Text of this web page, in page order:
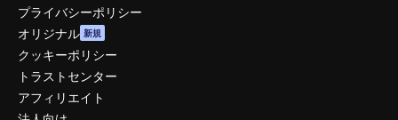
プライバシーポリシー
オリジナル 新規
クッキーポリシー
トラストセンター
アフィリエイト